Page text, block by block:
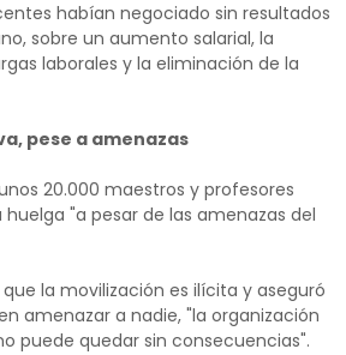
habían negociado sin resultados
sobre un aumento salarial, la
laborales y la eliminación de la
pese a amenazas
20.000 maestros y profesores
"a pesar de las amenazas del
la movilización es ilícita y aseguró
amenazar a nadie, "la organización
puede quedar sin consecuencias".